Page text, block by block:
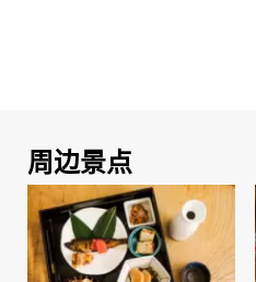
周边景点